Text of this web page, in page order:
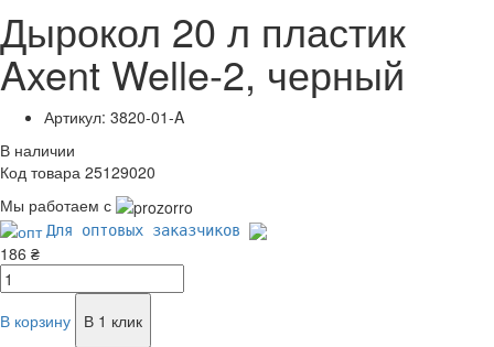
Дырокол 20 л пластик
Axent Welle-2, черный
Артикул: 3820-01-A
В наличии
Код товара 25129020
Мы работаем с
Для оптовых заказчиков
186 ₴
В корзину
В 1 клик